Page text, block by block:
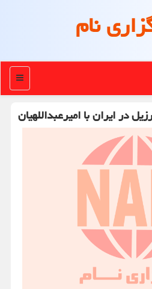
نام
منو
در ایران با امیرعبداللهیان